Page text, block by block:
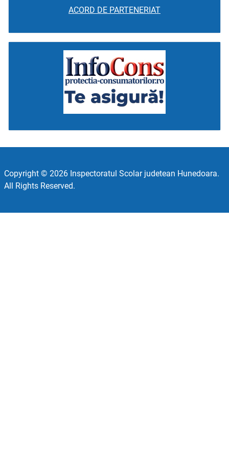
ACORD DE PARTENERIAT
Copyright © 2026 Inspectoratul Scolar judetean Hunedoara.
All Rights Reserved.